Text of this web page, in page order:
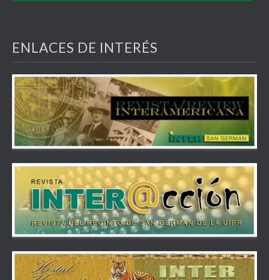
ENLACES DE INTERÉS